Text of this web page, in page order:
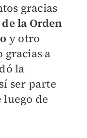
gracias
la Orden
y otro
gracias a
la
ser parte
luego de